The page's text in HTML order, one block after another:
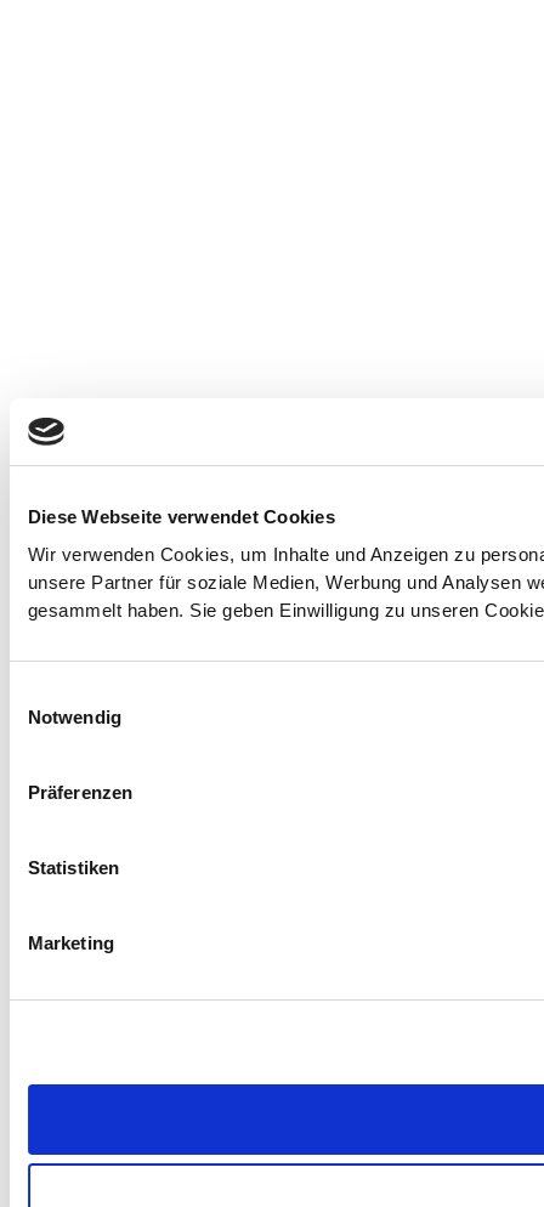
Diese Webseite verwendet Cookies
Wir verwenden Cookies, um Inhalte und Anzeigen zu
unsere Partner für soziale Medien, Werbung und Analysen
gesammelt haben. Sie geben Einwilligung zu unseren
Notwendig
Präferenzen
Statistiken
Marketing